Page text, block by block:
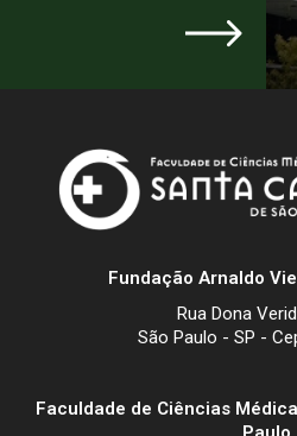
Fundação Arnaldo
Rua Dona
São Paulo - SP -
Faculdade de Ciências